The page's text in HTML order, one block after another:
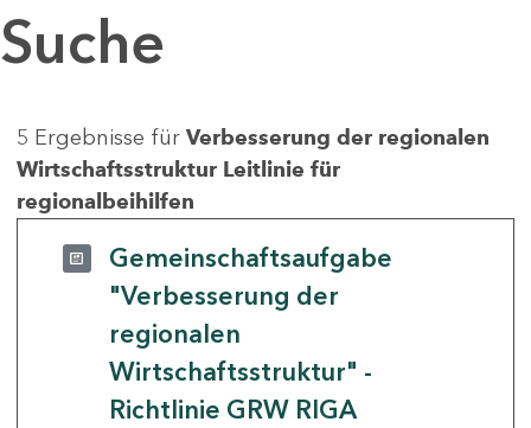
Suche
5 Ergebnisse für Verbesserung der regionalen
Wirtschaftsstruktur Leitlinie für
regionalbeihilfen
Gemeinschaftsaufgabe
"Verbesserung der
regionalen
Wirtschaftsstruktur" -
Richtlinie GRW RIGA